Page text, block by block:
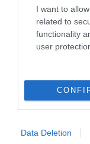
I want to
related to
functionality
user
Data Deletion